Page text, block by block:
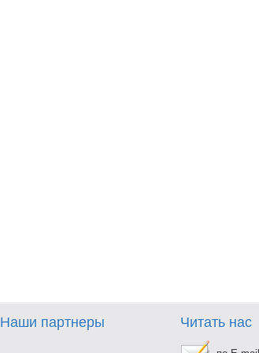
Наши партнеры Читать нас